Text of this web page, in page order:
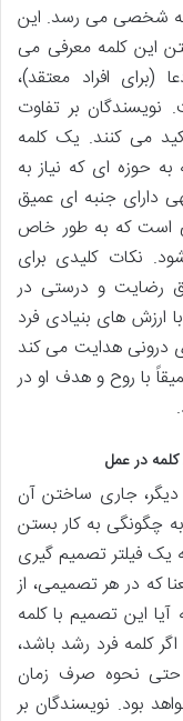
شخصی می رسد. این
این کلمه معرفی می
افراد معتقد)،
بر تفاوت
می کنند. یک کلمه
حوزه ای که نیاز به
دارای جنبه ای عمیق
است که به طور خاص
نکات کلیدی برای
رضایت و درستی در
ارزش های بنیادی فرد
درونی هدایت می کند
با روح و هدف او در
در عمل
دیگر، جاری ساختن آن
چگونگی به کار بستن
یک فیلتر تصمیم گیری
که در هر تصمیمی، از
آیا این تصمیم با کلمه
کلمه فرد رشد باشد،
حتی نحوه صرف زمان
بود. نویسندگان بر